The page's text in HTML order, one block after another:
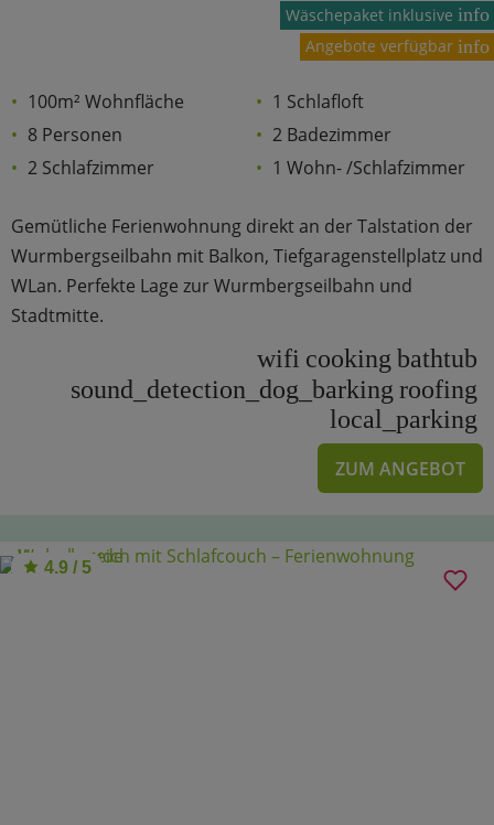
Wäschepaket inklusiveinfo
Angebote verfügbar info
100m² Wohnfläche
8 Personen
2 Schlafzimmer
1 Schlafloft
2 Badezimmer
1 Wohn- /Schlafzimmer
Gemütliche Ferienwohnung direkt an der Talstation der
Wurmbergseilbahn mit Balkon, Tiefgaragenstellplatz und
WLan. Perfekte Lage zur Wurmbergseilbahn und
Stadtmitte.
wifi cooking bathtub
sound_detection_dog_barking roofing
local_parking
ZUM ANGEBOT
4.9 / 5